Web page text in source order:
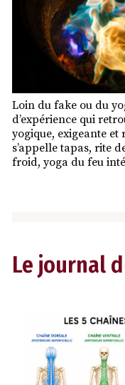
Loin du fake ou du
d’expérience qui
yogique, exigeante
s’appelle tapas, rite
froid, yoga du feu
Le journal